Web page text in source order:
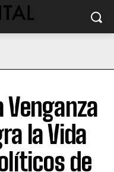
Venganza
la Vida
de